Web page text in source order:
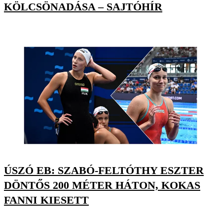
KÖLCSÖNADÁSA – SAJTÓHÍR
ÚSZÓ EB: SZABÓ-FELTÓTHY ESZTER
DÖNTŐS 200 MÉTER HÁTON, KOKAS
FANNI KIESETT